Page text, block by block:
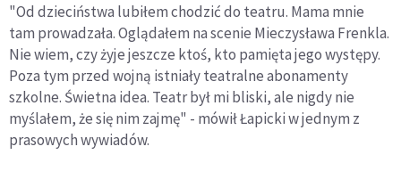
"Od dzieciństwa lubiłem chodzić do teatru. Mama mnie
tam prowadzała. Oglądałem na scenie Mieczysława Frenkla.
Nie wiem, czy żyje jeszcze ktoś, kto pamięta jego występy.
Poza tym przed wojną istniały teatralne abonamenty
szkolne. Świetna idea. Teatr był mi bliski, ale nigdy nie
myślałem, że się nim zajmę" - mówił Łapicki w jednym z
prasowych wywiadów.